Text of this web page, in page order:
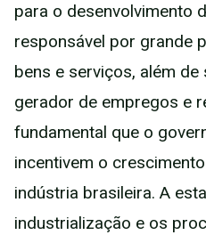
para o desenvolvimento
responsável por grande
bens e serviços, além
gerador de empregos e
fundamental que o
incentivem o
indústria brasileira. A
industrialização e os